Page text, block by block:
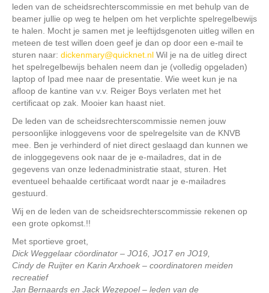
leden van de scheidsrechterscommissie en met behulp van de
beamer jullie op weg te helpen om het verplichte spelregelbewijs
te halen. Mocht je samen met je leeftijdsgenoten uitleg willen en
meteen de test willen doen geef je dan op door een e-mail te
sturen naar: dickenmary@quicknet.nl Wil je na de uitleg direct
het spelregelbewijs behalen neem dan je (volledig opgeladen)
laptop of Ipad mee naar de presentatie. Wie weet kun je na
afloop de kantine van v.v. Reiger Boys verlaten met het
certificaat op zak. Mooier kan haast niet.
De leden van de scheidsrechterscommissie nemen jouw
persoonlijke inloggevens voor de spelregelsite van de KNVB
mee. Ben je verhinderd of niet direct geslaagd dan kunnen we
de inloggegevens ook naar de je e-mailadres, dat in de
gegevens van onze ledenadministratie staat, sturen. Het
eventueel behaalde certificaat wordt naar je e-mailadres
gestuurd.
Wij en de leden van de scheidsrechterscommissie rekenen op
een grote opkomst.!!
Met sportieve groet,
Dick Weggelaar cöordinator – JO16, JO17 en JO19,
Cindy de Ruijter en Karin Arxhoek – coordinatoren meiden
recreatief
Jan Bernaards en Jack Wezepoel – leden van de